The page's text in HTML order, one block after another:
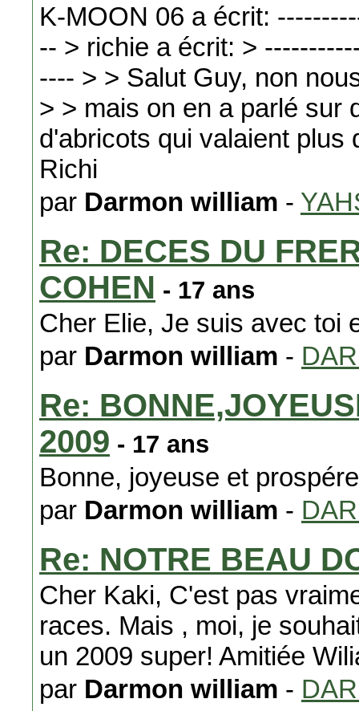
K-MOON 06 a écrit:
-- > richie a écrit: >
---- > > Salut Guy, non
> > mais on en a parlé sur
d'abricots qui valaient plus
Richi
par Darmon william -
Re: DECES DU
COHEN - 17 ans
Cher Elie, Je suis avec toi
par Darmon william -
Re:
2009 - 17 ans
Bonne, joyeuse et
par Darmon william -
Re: NOTRE BEAU
Cher Kaki, C'est pas
races. Mais , moi, je
un 2009 super! Amitiée
par Darmon william -